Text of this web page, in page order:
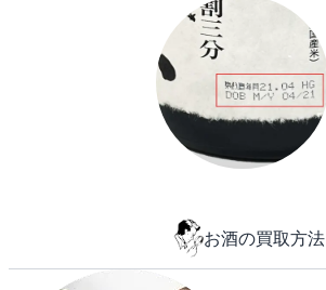
お酒の買取方法